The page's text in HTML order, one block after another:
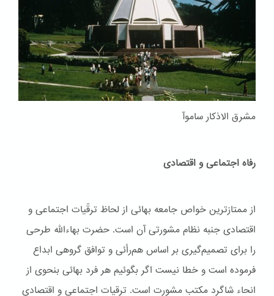
مشرق الاذکار ساموآ
رفاه اجتماعی و اقتصادی
از ممتازترین خواص جامعه بهائی از لحاظ ترقّیات اجتماعی و
اقتصادی جنبه نظام مشورتی آن است. حضرت بهاءاللّه طرحی
را برای تصمیم‌گیری بر اساس هم‌رأئی و توافق گروهی ابداع
فرموده است و خطا نیست اگر بگوئیم هر فرد بهائی بنحوی از
انحاء شاگرد مکتب مشورت است. ترقیات اجتماعی و اقتصادی